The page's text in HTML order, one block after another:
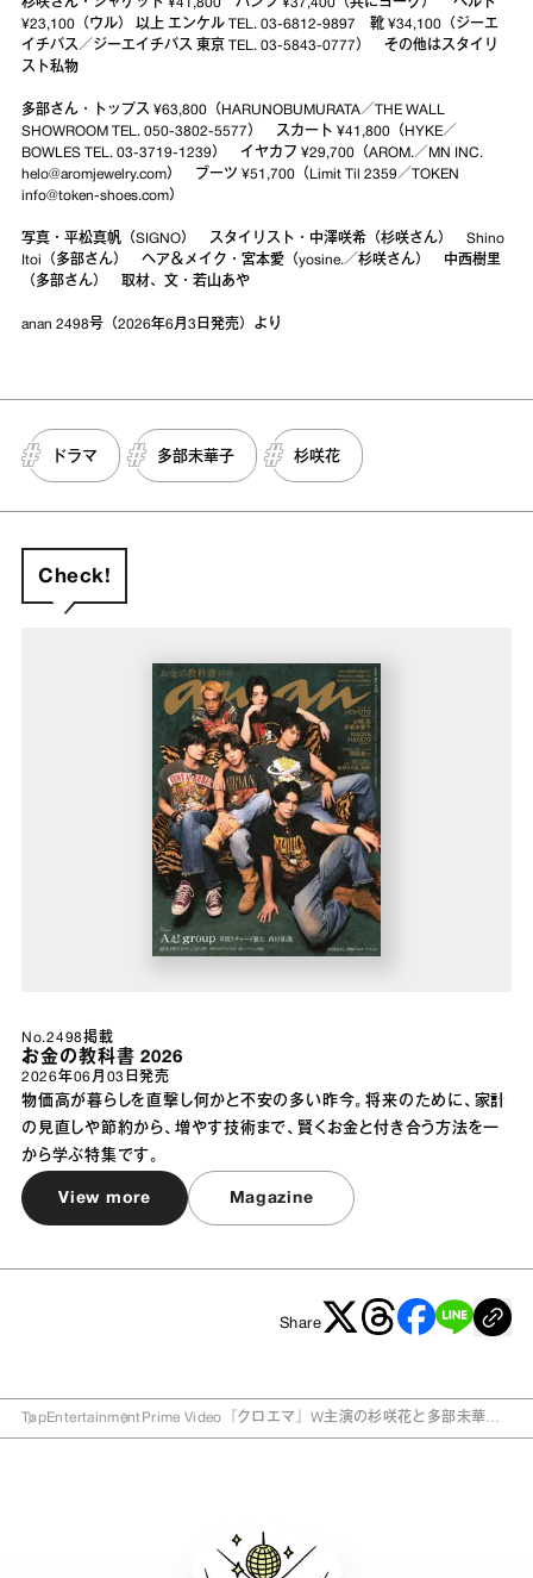
¥23,100（ウル） 以上 エンケル TEL. 03-6812-9897 靴 ¥34,100（ジーエ
イチバス／ジーエイチバス 東京 TEL. 03-5843-0777） その他はスタイリ
スト私物
多部さん・トップス ¥63,800（HARUNOBUMURATA／THE WALL
SHOWROOM TEL. 050-3802-5577） スカート ¥41,800（HYKE／
BOWLES TEL. 03-3719-1239） イヤカフ ¥29,700（AROM.／MN INC.
helo@aromjewelry.com） ブーツ ¥51,700（Limit Til 2359／TOKEN
info@token-shoes.com）
写真・平松真帆（SIGNO） スタイリスト・中澤咲希（杉咲さん） Shino
Itoi（多部さん） ヘア＆メイク・宮本愛（yosine.／杉咲さん） 中西樹里
（多部さん） 取材、文・若山あや
anan 2498号（2026年6月3日発売）より
ドラマ 多部未華子 杉咲花
Check!
No.2498掲載
お金の教科書 2026
2026年06月03日 発売
物価高が暮らしを直撃し何かと不安の多い昨今。将来のために、家計
の見直しや節約から、増やす技術まで、賢くお金と付き合う方法を一
から学ぶ特集です。
View more Magazine
Share
TopEntertainment Prime Video『クロエマ』W主演の杉咲花と多部未華